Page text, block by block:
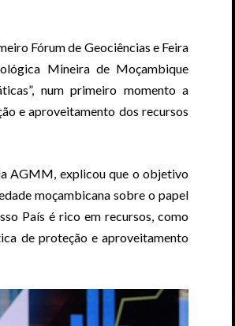
Fórum de Geociências e Feira
Mineira de Moçambique
num primeiro momento a
e aproveitamento dos recursos
AGMM, explicou que o objetivo
moçambicana sobre o papel
País é rico em recursos, como
de proteção e aproveitamento